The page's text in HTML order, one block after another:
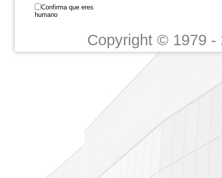
Confirma que eres
humano
Copyright © 1979 -